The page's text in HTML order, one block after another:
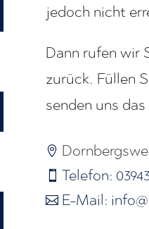
jedoch nicht
Dann rufen wir
zurück. Füllen
senden uns

 Telefon:
 E-Mail: